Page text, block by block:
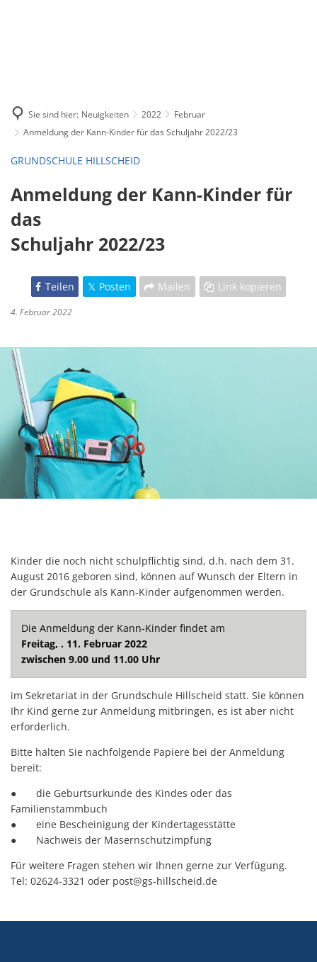
Sie sind hier: Neuigkeiten 2022
Februar
Anmeldung der Kann-Kinder für das Schuljahr 2022/23
GRUNDSCHULE HILLSCHEID
Anmeldung der Kann-Kinder für
das
Schuljahr 2022/23
Teilen Posten Mailen Link kopieren
4. Februar 2022
Kinder die noch nicht schulpflichtig sind, d.h. nach dem 31.
August 2016 geboren sind, können auf Wunsch der Eltern in
der Grundschule als Kann-Kinder aufgenommen werden.
Die Anmeldung der Kann-Kinder findet am
Freitag, . 11. Februar 2022
zwischen 9.00 und 11.00 Uhr
im Sekretariat in der Grundschule Hillscheid statt. Sie können
Ihr Kind gerne zur Anmeldung mitbringen, es ist aber nicht
erforderlich.
Bitte halten Sie nachfolgende Papiere bei der Anmeldung
bereit:
● die Geburtsurkunde des Kindes oder das
Familienstammbuch
● eine Bescheinigung der Kindertagesstätte
● Nachweis der Masernschutzimpfung
Für weitere Fragen stehen wir Ihnen gerne zur Verfügung.
Tel: 02624-3321 oder post@gs-hillscheid.de